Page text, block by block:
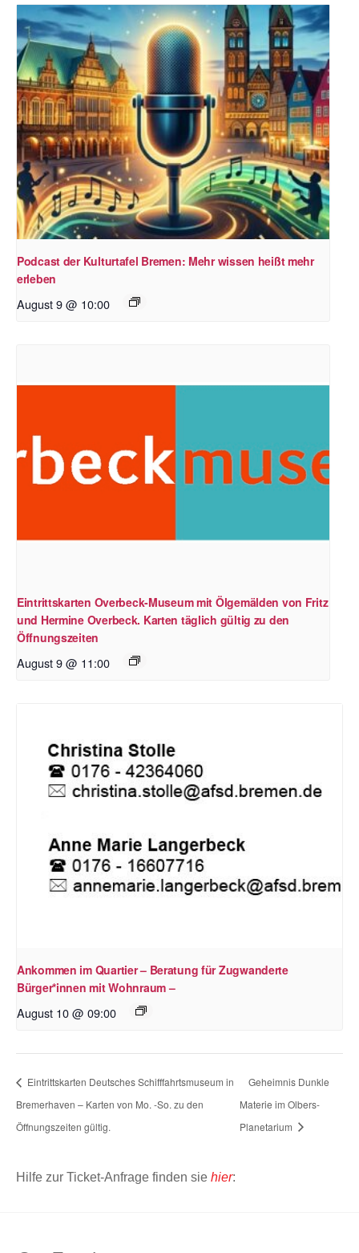
Podcast der Kulturtafel Bremen: Mehr wissen heißt mehr
erleben
August 9 @ 10:00
Eintrittskarten Overbeck-Museum mit Ölgemälden von Fritz
und Hermine Overbeck. Karten täglich gültig zu den
Öffnungszeiten
August 9 @ 11:00
Ankommen im Quartier – Beratung für Zugwanderte
Bürger*innen mit Wohnraum –
August 10 @ 09:00
Eintrittskarten Deutsches Schifffahrtsmuseum in
Bremerhaven – Karten von Mo. -So. zu den
Öffnungszeiten gültig.
Geheimnis Dunkle
Materie im Olbers-
Planetarium
Hilfe zur Ticket-Anfrage finden sie hier: